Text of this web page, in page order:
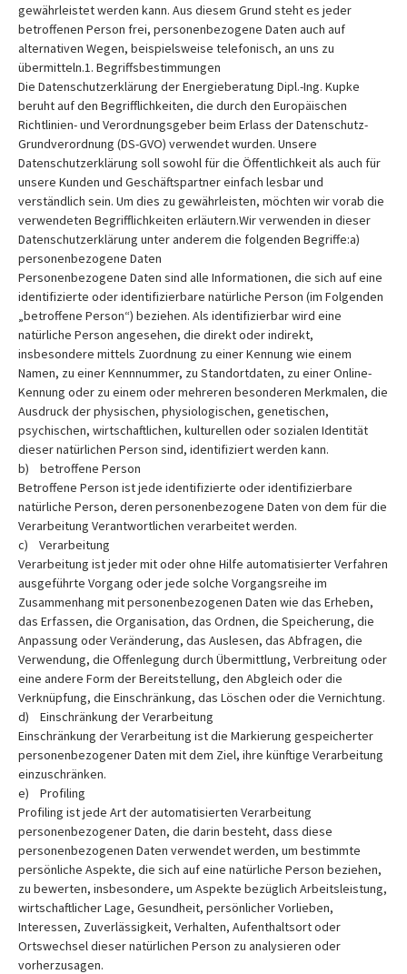
gewährleistet werden kann. Aus diesem Grund steht es jeder
betroffenen Person frei, personenbezogene Daten auch auf
alternativen Wegen, beispielsweise telefonisch, an uns zu
übermitteln.1. Begriffsbestimmungen
Die Datenschutzerklärung der Energieberatung Dipl.-Ing. Kupke
beruht auf den Begrifflichkeiten, die durch den Europäischen
Richtlinien- und Verordnungsgeber beim Erlass der Datenschutz-
Grundverordnung (DS-GVO) verwendet wurden. Unsere
Datenschutzerklärung soll sowohl für die Öffentlichkeit als auch für
unsere Kunden und Geschäftspartner einfach lesbar und
verständlich sein. Um dies zu gewährleisten, möchten wir vorab die
verwendeten Begrifflichkeiten erläutern.Wir verwenden in dieser
Datenschutzerklärung unter anderem die folgenden Begriffe:a)
personenbezogene Daten
Personenbezogene Daten sind alle Informationen, die sich auf eine
identifizierte oder identifizierbare natürliche Person (im Folgenden
„betroffene Person“) beziehen. Als identifizierbar wird eine
natürliche Person angesehen, die direkt oder indirekt,
insbesondere mittels Zuordnung zu einer Kennung wie einem
Namen, zu einer Kennnummer, zu Standortdaten, zu einer Online-
Kennung oder zu einem oder mehreren besonderen Merkmalen, die
Ausdruck der physischen, physiologischen, genetischen,
psychischen, wirtschaftlichen, kulturellen oder sozialen Identität
dieser natürlichen Person sind, identifiziert werden kann.
b) betroffene Person
Betroffene Person ist jede identifizierte oder identifizierbare
natürliche Person, deren personenbezogene Daten von dem für die
Verarbeitung Verantwortlichen verarbeitet werden.
c) Verarbeitung
Verarbeitung ist jeder mit oder ohne Hilfe automatisierter Verfahren
ausgeführte Vorgang oder jede solche Vorgangsreihe im
Zusammenhang mit personenbezogenen Daten wie das Erheben,
das Erfassen, die Organisation, das Ordnen, die Speicherung, die
Anpassung oder Veränderung, das Auslesen, das Abfragen, die
Verwendung, die Offenlegung durch Übermittlung, Verbreitung oder
eine andere Form der Bereitstellung, den Abgleich oder die
Verknüpfung, die Einschränkung, das Löschen oder die Vernichtung.
d) Einschränkung der Verarbeitung
Einschränkung der Verarbeitung ist die Markierung gespeicherter
personenbezogener Daten mit dem Ziel, ihre künftige Verarbeitung
einzuschränken.
e) Profiling
Profiling ist jede Art der automatisierten Verarbeitung
personenbezogener Daten, die darin besteht, dass diese
personenbezogenen Daten verwendet werden, um bestimmte
persönliche Aspekte, die sich auf eine natürliche Person beziehen,
zu bewerten, insbesondere, um Aspekte bezüglich Arbeitsleistung,
wirtschaftlicher Lage, Gesundheit, persönlicher Vorlieben,
Interessen, Zuverlässigkeit, Verhalten, Aufenthaltsort oder
Ortswechsel dieser natürlichen Person zu analysieren oder
vorherzusagen.